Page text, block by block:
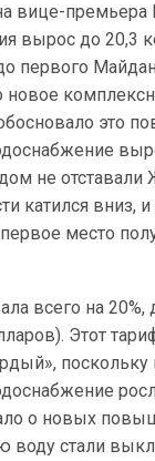
вице-
вырос до 20,3
первого
новое
это
не
катился вниз,
место
всего на
Этот
о новых
воду стали